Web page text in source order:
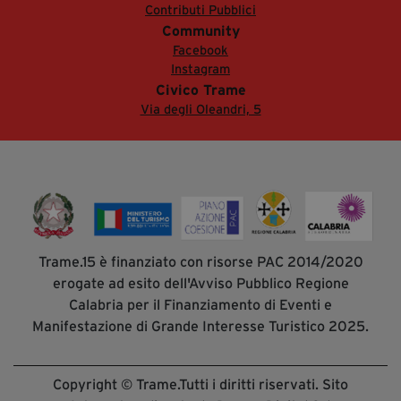
Contributi Pubblici
Community
Facebook
Instagram
Civico Trame
Via degli Oleandri, 5
Trame.15 è finanziato con risorse PAC 2014/2020
erogate ad esito dell'Avviso Pubblico Regione
Calabria per il Finanziamento di Eventi e
Manifestazione di Grande Interesse Turistico 2025.
Copyright © Trame.Tutti i diritti riservati. Sito